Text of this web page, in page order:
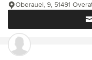
Oberauel, 9, 51491